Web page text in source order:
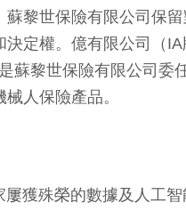
蘇黎世保險有限公司保
決定權。億有限公司（IA
蘇黎世保險有限公司委
人保險產品。
屢獲殊榮的數據及人工